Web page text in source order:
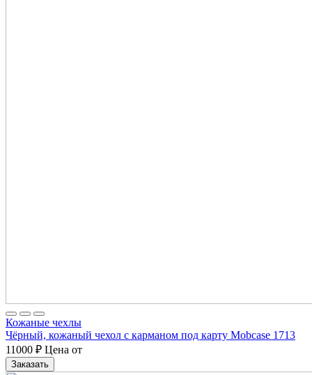
Кожаные чехлы
Чёрный, кожаный чехол с карманом под карту Mobcase 1713
11000 ₽ Цена от
Заказать